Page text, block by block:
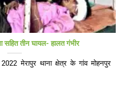
सहित तीन घायल- हालत गंभीर
मेरापुर थाना क्षेत्र के गांव मोहनपुर